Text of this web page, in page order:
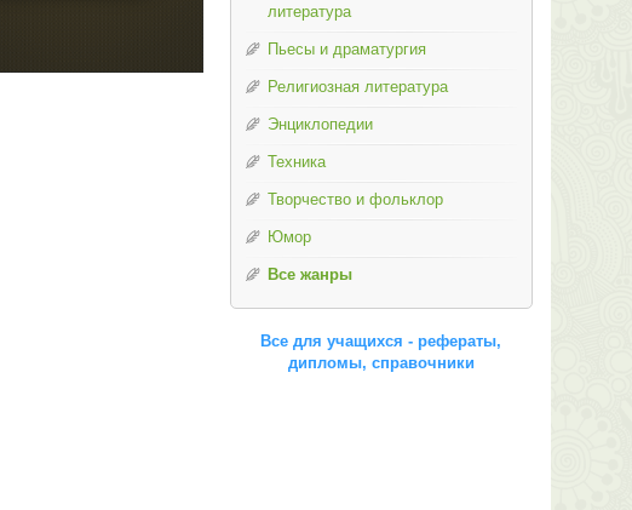
литература
Пьесы и драматургия
Религиозная литература
Энциклопедии
Техника
Творчество и фольклор
Юмор
Все жанры
Все для учащихся - рефераты,
дипломы, справочники